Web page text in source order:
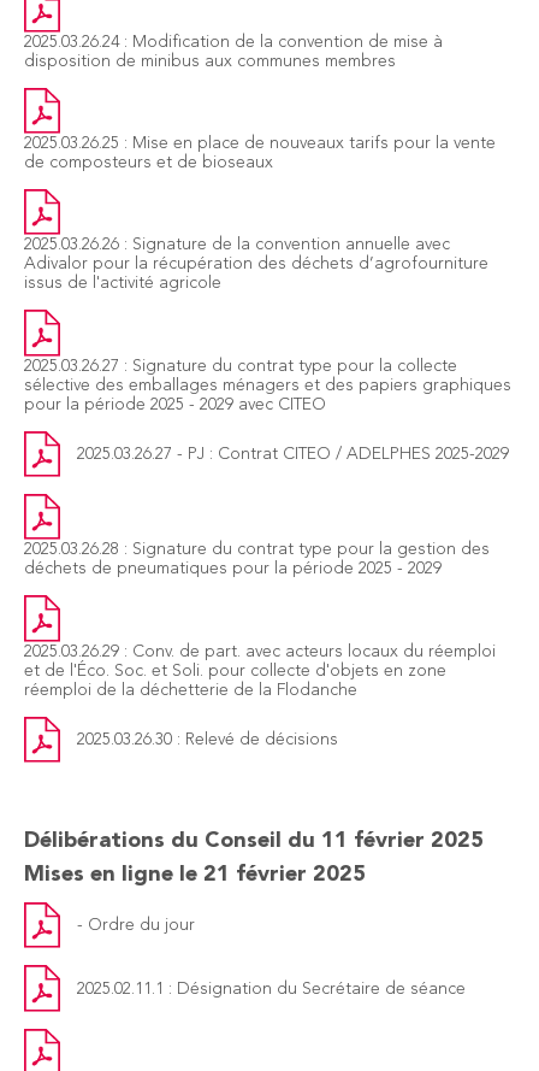
2025.03.26.24 : Modification de la convention de mise à
disposition de minibus aux communes membres
2025.03.26.25 : Mise en place de nouveaux tarifs pour la vente
de composteurs et de bioseaux
2025.03.26.26 : Signature de la convention annuelle avec
Adivalor pour la récupération des déchets d’agrofourniture
issus de l'activité agricole
2025.03.26.27 : Signature du contrat type pour la collecte
sélective des emballages ménagers et des papiers graphiques
pour la période 2025 - 2029 avec CITEO
2025.03.26.27 - PJ : Contrat CITEO / ADELPHES 2025-2029
2025.03.26.28 : Signature du contrat type pour la gestion des
déchets de pneumatiques pour la période 2025 - 2029
2025.03.26.29 : Conv. de part. avec acteurs locaux du réemploi
et de l'Éco. Soc. et Soli. pour collecte d'objets en zone
réemploi de la déchetterie de la Flodanche
2025.03.26.30 : Relevé de décisions
Délibérations du Conseil du 11 février 2025
Mises en ligne le 21 février 2025
- Ordre du jour
2025.02.11.1 : Désignation du Secrétaire de séance